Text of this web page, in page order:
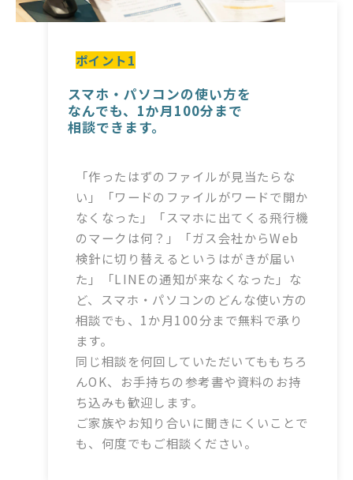
ポイント1
スマホ・パソコンの使い方を
なんでも、1か月100分まで
相談できます。
「作ったはずのファイルが見当たらな
い」「ワードのファイルがワードで開か
なくなった」「スマホに出てくる飛行機
のマークは何？」「ガス会社からWeb
検針に切り替えるというはがきが届い
た」「LINEの通知が来なくなった」な
ど、スマホ・パソコンのどんな使い方の
相談でも、1か月100分まで無料で承り
ます。
同じ相談を何回していただいてももちろ
んOK、お手持ちの参考書や資料のお持
ち込みも歓迎します。
ご家族やお知り合いに聞きにくいことで
も、何度でもご相談ください。